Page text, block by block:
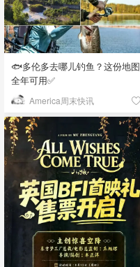
🐟多伦多去哪儿钓鱼？这份地图
全年可用✅
America周末快讯